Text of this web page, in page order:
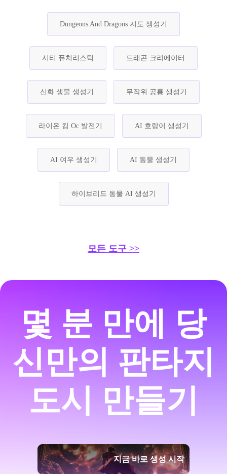
Dungeons And Dragons 지도 생성기
시티 퓨처리스틱 드래곤 크리에이터
신화 생물 생성기 무작위 공룡 생성기
라이온 킹 Oc 발전기 AI 호랑이 생성기
AI 여우 생성기 AI 동물 생성기
하이브리드 동물 AI 생성기
모든 도구 >>
몇 분 만에 당
신만의 판타지
도시 만들기
지금 바로 생성 시작